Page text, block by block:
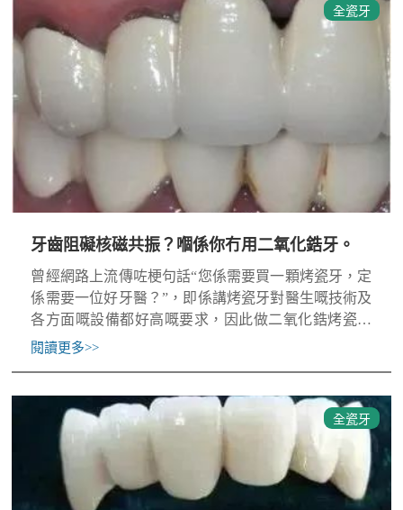
全瓷牙
牙齒阻礙核磁共振？嗰係你冇用二氧化鋯牙。
曾經網路上流傳咗梗句話“您係需要買一顆烤瓷牙，定
係需要一位好牙醫？”，即係講烤瓷牙對醫生嘅技術及
各方面嘅設備都好高嘅要求，因此做二氧化鋯烤瓷牙
一定要选择有实力的诊所或医院，只有咁樣做先至會
閱讀更多>>
全瓷牙